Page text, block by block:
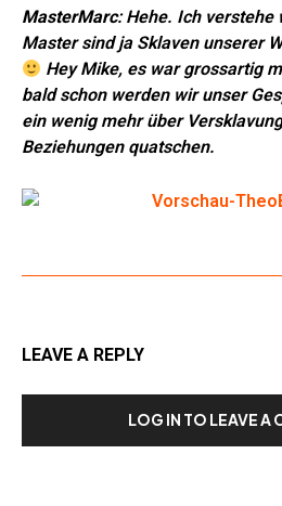
MasterMarc: Hehe. Ich verstehe
Master sind ja Sklaven unserer
Hey Mike, es war grossartig
bald schon werden wir unser
ein wenig mehr über
Beziehungen quatschen.
LEAVE A REPLY
LOG IN TO LEAVE A